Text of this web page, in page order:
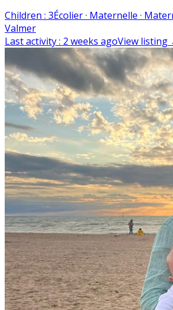
Children : 3Écolier · Maternelle ·
Valmer
Last activity: 2 weeks agoView listing